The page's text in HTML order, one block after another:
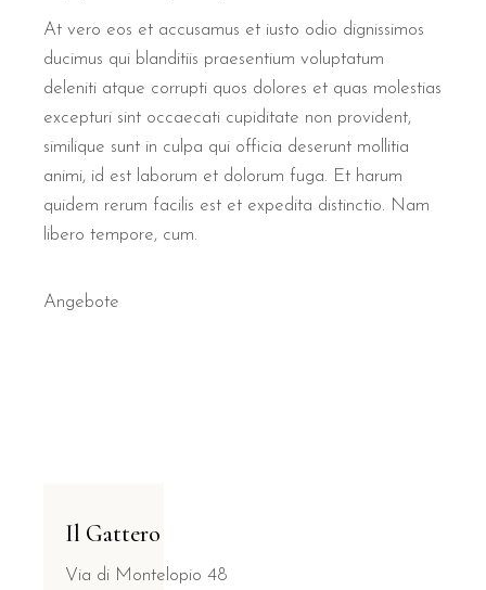
At vero eos et accusamus et iusto odio dignissimos
ducimus qui blanditiis praesentium voluptatum
deleniti atque corrupti quos dolores et quas molestias
excepturi sint occaecati cupiditate non provident,
similique sunt in culpa qui officia deserunt mollitia
animi, id est laborum et dolorum fuga. Et harum
quidem rerum facilis est et expedita distinctio. Nam
libero tempore, cum.
Angebote
Il Gattero
Via di Montelopio 48